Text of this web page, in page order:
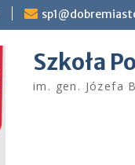
Szkoła
im. gen. Józefa